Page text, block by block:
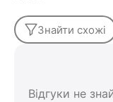
Знайти схожі
Відгуки не